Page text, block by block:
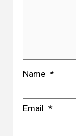
Name *
Email *